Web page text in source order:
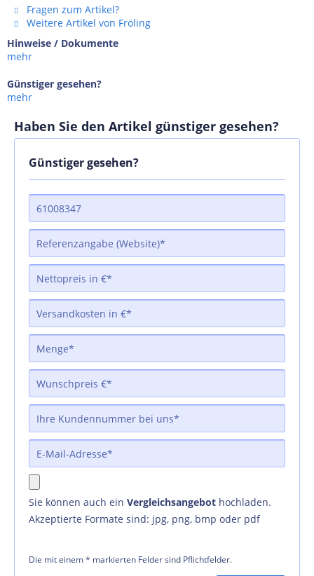
Fragen zum Artikel?
Weitere Artikel von Fröling
Hinweise / Dokumente
mehr
Günstiger gesehen?
mehr
Haben Sie den Artikel günstiger gesehen?
Günstiger gesehen?
Sie können auch ein Vergleichsangebot hochladen.
Akzeptierte Formate sind: jpg, png, bmp oder pdf
Die mit einem * markierten Felder sind Pflichtfelder.